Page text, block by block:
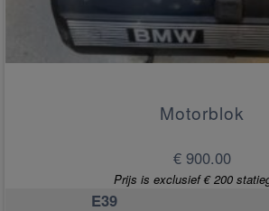
Motorblok
€ 900.00
Prijs is exclusief € 200
E39